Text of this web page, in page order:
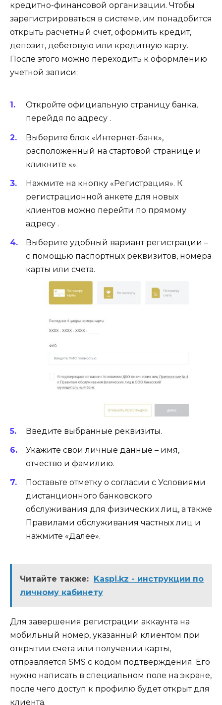
кредитно-финансовой организации. Чтобы
зарегистрироваться в системе, им понадобится
открыть расчетный счет, оформить кредит,
депозит, дебетовую или кредитную карту.
После этого можно переходить к оформлению
учетной записи:
Откройте официальную страницу банка,
перейдя по адресу .
Выберите блок «Интернет-банк»,
расположенный на стартовой странице и
кликните «».
Нажмите на кнопку «Регистрация». К
регистрационной анкете для новых
клиентов можно перейти по прямому
адресу .
Выберите удобный вариант регистрации –
с помощью паспортных реквизитов, номера
карты или счета.
Введите выбранные реквизиты.
Укажите свои личные данные – имя,
отчество и фамилию.
Поставьте отметку о согласии с Условиями
дистанционного банковского
обслуживания для физических лиц, а также
Правилами обслуживания частных лиц и
нажмите «Далее».
Читайте также:
Kaspi.kz - инструкции по
личному кабинету
Для завершения регистрации аккаунта на
мобильный номер, указанный клиентом при
открытии счета или получении карты,
отправляется SMS с кодом подтверждения. Его
нужно написать в специальном поле на экране,
после чего доступ к профилю будет открыт для
клиента.